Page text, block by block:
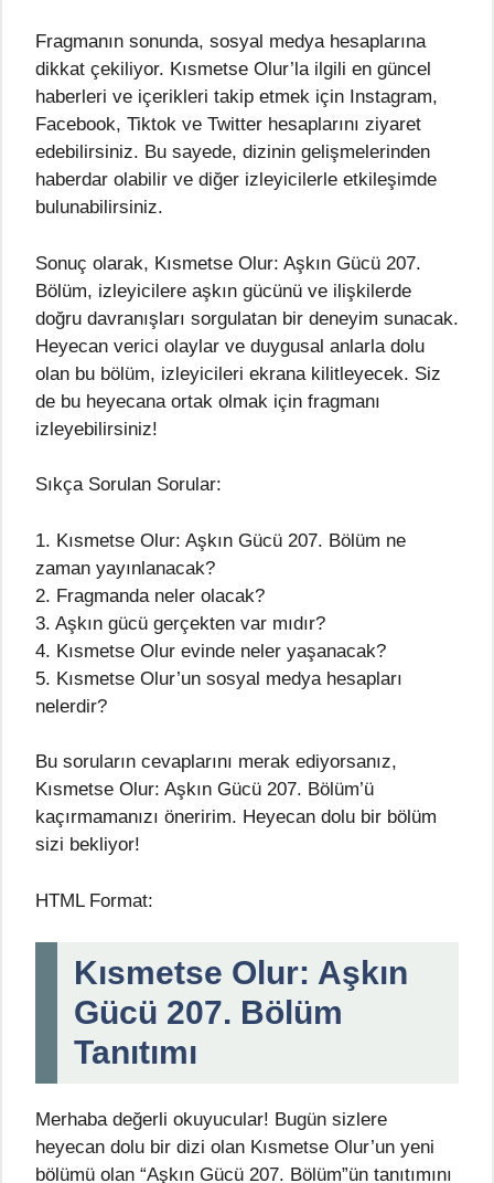
Fragmanın sonunda, sosyal medya hesaplarına
dikkat çekiliyor. Kısmetse Olur’la ilgili en güncel
haberleri ve içerikleri takip etmek için Instagram,
Facebook, Tiktok ve Twitter hesaplarını ziyaret
edebilirsiniz. Bu sayede, dizinin gelişmelerinden
haberdar olabilir ve diğer izleyicilerle etkileşimde
bulunabilirsiniz.
Sonuç olarak, Kısmetse Olur: Aşkın Gücü 207.
Bölüm, izleyicilere aşkın gücünü ve ilişkilerde
doğru davranışları sorgulatan bir deneyim sunacak.
Heyecan verici olaylar ve duygusal anlarla dolu
olan bu bölüm, izleyicileri ekrana kilitleyecek. Siz
de bu heyecana ortak olmak için fragmanı
izleyebilirsiniz!
Sıkça Sorulan Sorular:
1. Kısmetse Olur: Aşkın Gücü 207. Bölüm ne
zaman yayınlanacak?
2. Fragmanda neler olacak?
3. Aşkın gücü gerçekten var mıdır?
4. Kısmetse Olur evinde neler yaşanacak?
5. Kısmetse Olur’un sosyal medya hesapları
nelerdir?
Bu soruların cevaplarını merak ediyorsanız,
Kısmetse Olur: Aşkın Gücü 207. Bölüm’ü
kaçırmamanızı öneririm. Heyecan dolu bir bölüm
sizi bekliyor!
HTML Format:
Kısmetse Olur: Aşkın
Gücü 207. Bölüm
Tanıtımı
Merhaba değerli okuyucular! Bugün sizlere
heyecan dolu bir dizi olan Kısmetse Olur’un yeni
bölümü olan “Aşkın Gücü 207. Bölüm”ün tanıtımını